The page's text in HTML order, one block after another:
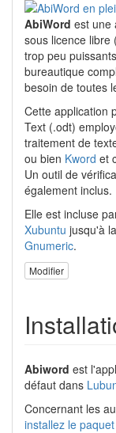
AbiWord est une
sous licence libre (
trop peu
bureautique
besoin de toutes
Cette application
Text (.odt)
traitement de
ou bien Kword et
Un outil de
également inclus.
Elle est incluse
Xubuntu jusqu'à
Gnumeric.
Modifier
Abiword est
défaut dans
Concernant les
installez le paquet